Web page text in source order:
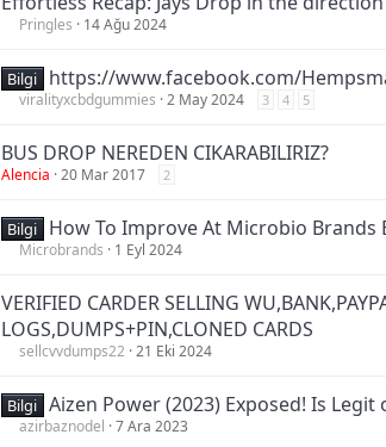
Pringles 14 Ağu 2024
Bilgi https://www.facebook.com/
viralityxcbdgummies 2 May 2024 3 4 5
BUS DROP NEREDEN CIKARABILIRIZ?
Alencia 20 Mar 2017 2
Bilgi How To Improve At Microbio
Microbrands 1 Eyl 2024
VERIFIED CARDER SELLING
LOGS,DUMPS+PIN,CLONED CARDS
sellcvvdumps22 21 Eki 2024
Bilgi Aizen Power (2023) Exposed! Is
azirbaznodel 7 Ara 2023